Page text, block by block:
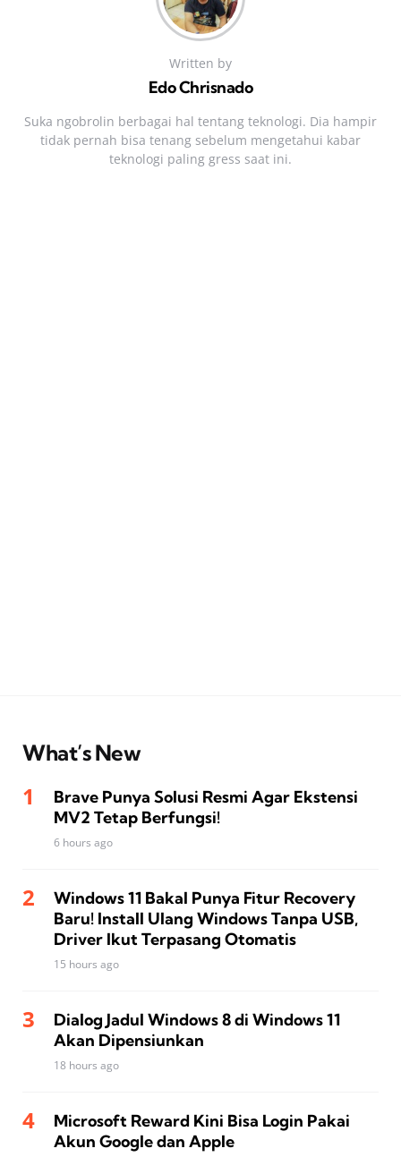
Written by
Edo Chrisnado
Suka ngobrolin berbagai hal tentang teknologi. Dia hampir
tidak pernah bisa tenang sebelum mengetahui kabar
teknologi paling gress saat ini.
What’s New
Brave Punya Solusi Resmi Agar Ekstensi
MV2 Tetap Berfungsi!
6 hours ago
Windows 11 Bakal Punya Fitur Recovery
Baru! Install Ulang Windows Tanpa USB,
Driver Ikut Terpasang Otomatis
15 hours ago
Dialog Jadul Windows 8 di Windows 11
Akan Dipensiunkan
18 hours ago
Microsoft Reward Kini Bisa Login Pakai
Akun Google dan Apple